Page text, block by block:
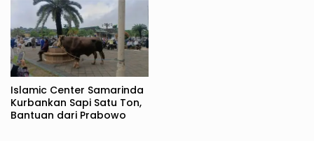
Islamic Center Samarinda
Kurbankan Sapi Satu Ton,
Bantuan dari Prabowo